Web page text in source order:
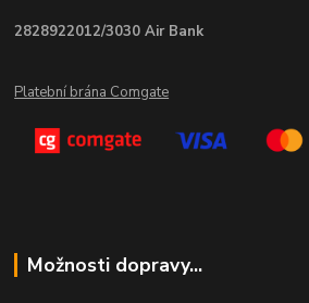
2828922012/3030 Air Bank
Platební brána Comgate
Možnosti dopravy...